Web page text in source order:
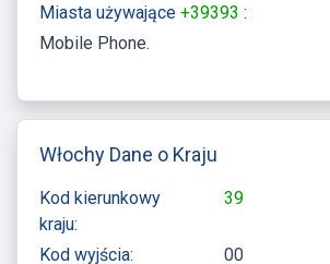
Miasta używające +39393 :
Mobile Phone
Włochy Dane o Kraju
Kod kierunkowy
kraju:
39
Kod wyjścia:
00